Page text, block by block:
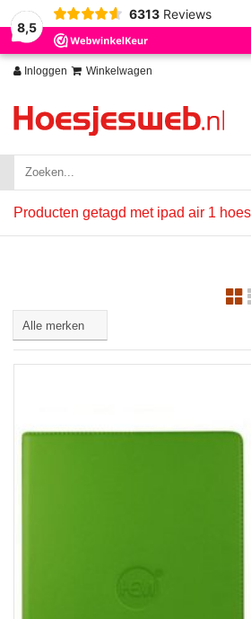
8,5
6313 Reviews
Inloggen Winkelwagen
Producten getagd met ipad air 1 hoes
Wij slaan cookies op om onze website te
Nee